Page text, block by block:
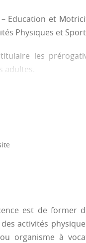
– Education et
Physiques et
les
adultes.
29 %
est de former
des activités
organisme à